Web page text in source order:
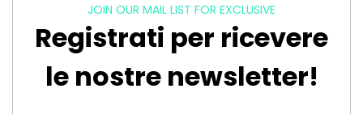
JOIN OUR MAIL LIST FOR EXCLUSIVE
Registrati per ricevere
le nostre newsletter!